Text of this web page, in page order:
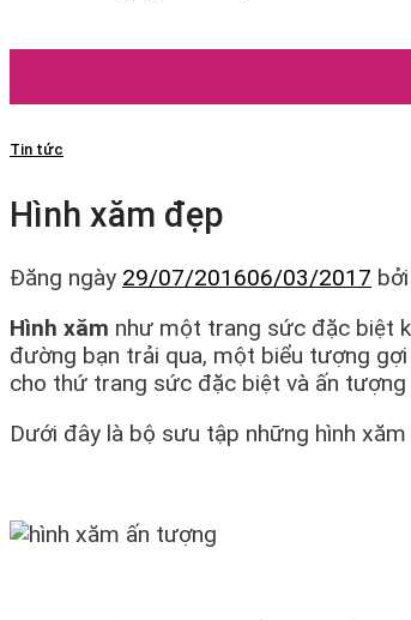
Tin tức
Hình xăm đẹp
Đăng ngày 29/07/201606/03/2017 bởi
Hình xăm như một trang sức đặc biệt
đường bạn trải qua, một biểu tượng
cho thứ trang sức đặc biệt và ấn tượng
Dưới đây là bộ sưu tập những hình